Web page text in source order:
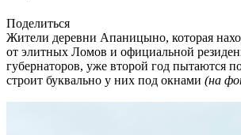
Поделиться
Жители деревни Апаницыно, которая
от элитных Ломов и официальной
губернаторов, уже второй год пытаются
строит буквально у них под окнами (на